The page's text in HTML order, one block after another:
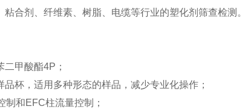
合剂、纤维素、树脂、电缆等行业的塑化剂筛查检测。
甲酸酯4P；
杯，适用多种形态的样品，减少专业化操作；
和EFC柱流量控制；